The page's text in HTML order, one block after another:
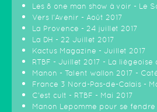
Les 8 one man show à voir - Le
Vers l'Avenir - Août 2017
La Provence - 24 juillet 2017
La DH - 22 Juillet 2017
Kactus Magazine - Juillet 2017
RTBF - Juillet 2017 - La
Manon - Talent wallon 2017 -
France 3 Nord-Pas-de-Calais -
C'est cult - RTBF - Mai 2017
Manon Lepomme pour se fendre